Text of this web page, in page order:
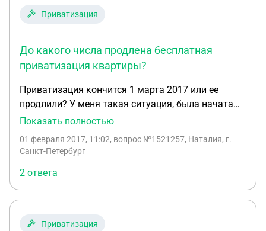
произошло до 01.03.2017 ?
Приватизация
До какого числа продлена бесплатная
приватизация квартиры?
Приватизация кончится 1 марта 2017 или ее
продлили? У меня такая ситуация, была начата
приватизация квартиры, уже почти должны были
конец отказались, так как умалчивали что
данный момент хотим подать в суд, если мы не
успеем до 1 марта? то приватизировать мы не
сможем?
Показать полностью
01 февраля 2017, 11:02, вопрос №1521257, Наталия, г.
Санкт-Петербург
2 ответа
Приватизация